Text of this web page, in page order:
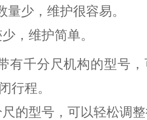
量少，维护很容易。
，维护简单。
有千分尺机构的型号
行程。
的型号，可以轻松调